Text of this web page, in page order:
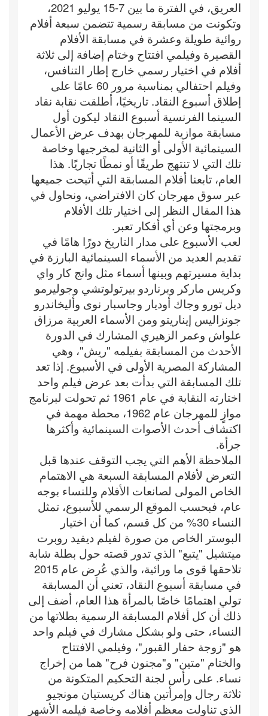
العريق، في الفترة ما بين 7-15 يوليو 2021،
وتكونت من مسابقة رسمية تتضمن سبعة أفلام
روائية طويلة وعشرة في مسابقة الأفلام
القصيرة وفيلمي افتتاح وختام إضافة إلى ثلاثة
أفلام في اختيار رسمي خارج إطار التنافس،
وفيلم احتفالي بمناسبة مرور 60 عامًا على
إطلاق أسبوع النقاد. تاريخيًا، أطلقت نقابة نقاد
السينما الفرنسية أسبوع النقاد ليكون أول
مسابقة موازية للمهرجان بهدف عرض الأعمال
السينمائية الأولى أو الثانية لمخرجيها وخاصة
تلك التي لا تنتهج طريقًا أو نمطًا تجاريًا. هذا
العام، تابعنا أفلام المسابقة التي أتيحت جميعها
عبر سوق مهرجان كان الافتراضي، ونحاول في
هذا المقال النظر إلى اختيار تلك الأفلام
وبرمجتها وعن أي أفكار تعبر.
لعب الأسبوع على مدار التاريخ دورًا هامًا في
تقديم العديد من الأسماء السينمائية البارزة في
بداية مسيرتهم وبينها أسماء مثل وانج كار واي
وكريس ماركر وبرناردو بيرتولوتشي وجوليرمو
ديل تورو وجاك أوديار وجاسبار نوى وأليخاندرو
جونزاليس إيناريتو ومن الأسماء العربية مرزاق
علواش وعمر الزهيري المشارك في الدورة
الأحدث من المسابقة بفيلمه "ريش"، وهي
المشاركة المصرية الأولى في الأسبوع. إذا تعد
تلك المسابقة التي بدأت بعد عرض فيلم واحد
اختارته النقابة في عام 1961 ثم تحولت لبرنامج
موازٍ للمهرجان عام 1962، محطة مهمة في
اكتشاف أحدث الأصوات السينمائية وأكثرها
جرأة.
الملاحظة الأهم التي يجب التوقف عندها قبل
التعرض لأفلام المسابقة السبعة هي الاهتمام
الخاص المولى لصانعات الأفلام وللنساء بوجه
عام، فبحسب الموقع الرسمي للأسبوع، تمثل
النساء 30% من كل قسم، كما أن اختيار
البوستر الخاص من صورة لفيلم ديفيد روبرت
ميتشيل "يتبع" الذي تدور قصته حول بطلة شابة
تلاحقها قوى ما ورائية، والذي عُرض عام 2015
في مسابقة أسبوع النقاد، تعني أن المسابقة
تولي اهتمامًا خاصًا بالمرأة هذا العام، أضف إلى
ذلك أن كل أفلام المسابقة الرسمية بطلاتها من
النساء، حتى ولو بشكل مشارك في فيلم واحد
هو "زوجة حفار القبور"، وفيلمي الافتتاح
والختام "متين" و"مجنون فرح" هما من إخراج
نساء. على رأس لجنة التحكيم المتكونة من
ثلاثة رجال وإمرأتين هناك كريستيان مونجيو
الذي تناولت معظم أفلامه وخاصة فيلمه الأشهر